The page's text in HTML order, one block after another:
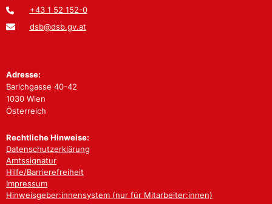
+43 1 52 152-0
dsb@dsb.gv.at
Adresse:
Barichgasse 40-42
1030 Wien
Österreich
Rechtliche Hinweise:
Datenschutzerklärung
Amtssignatur
Hilfe/Barrierefreiheit
Impressum
Hinweisgeber:innensystem (nur für Mitarbeiter:innen)